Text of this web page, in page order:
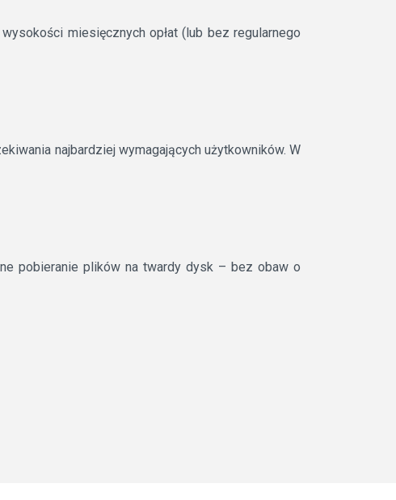
miesięcznych opłat (lub bez regularnego
najbardziej wymagających użytkowników. W
pobieranie plików na twardy dysk – bez obaw o